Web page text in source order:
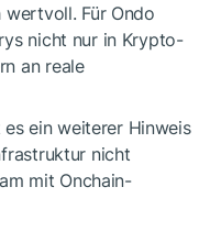
wertvoll. Für Ondo
nicht nur in Krypto-
an reale
ein weiterer Hinweis
nicht
mit Onchain-